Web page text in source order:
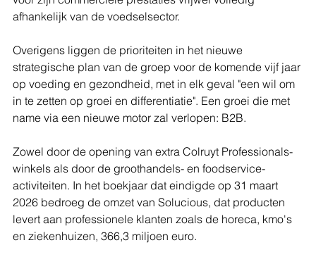
afhankelijk van de voedselsector.
Overigens liggen de prioriteiten in het nieuwe
strategische plan van de groep voor de komende vijf jaar
op voeding en gezondheid, met in elk geval "een wil om
in te zetten op groei en differentiatie". Een groei die met
name via een nieuwe motor zal verlopen: B2B.
Zowel door de opening van extra Colruyt Professionals-
winkels als door de groothandels- en foodservice-
activiteiten. In het boekjaar dat eindigde op 31 maart
2026 bedroeg de omzet van Solucious, dat producten
levert aan professionele klanten zoals de horeca, kmo's
en ziekenhuizen, 366,3 miljoen euro.